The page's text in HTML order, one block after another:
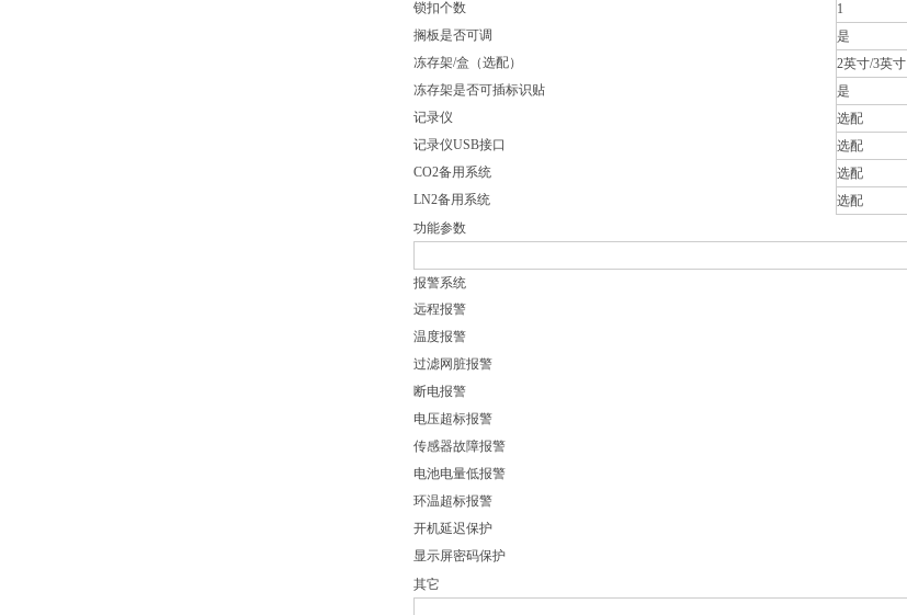
锁扣个数
1
搁板是否可调
是
冻存架/盒（选配）
2英寸/3英寸
冻存架是否可插标识贴
是
记录仪
选配
记录仪USB接口
选配
CO2备用系统
选配
LN2备用系统
选配
功能参数
报警系统
远程报警
温度报警
过滤网脏报警
断电报警
电压超标报警
传感器故障报警
电池电量低报警
环温超标报警
开机延迟保护
显示屏密码保护
其它